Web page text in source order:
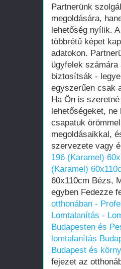
Partnerünk
megoldására,
lehetőség nyílik.
többrétű képet
adatokon.
ügyfelek számára
biztosítsák -
egyszerűen csak
Ha Ön is
lehetőségeket,
csapatuk
megoldásaikkal,
szervezete vagy
196 (Karamel)
(Karamel)
60x110cm Bézs,
egyben Fedezze
otthonában -
Lomtalanítás -
Budapesten és
lomtalanítás
Budapest és
fejezet az